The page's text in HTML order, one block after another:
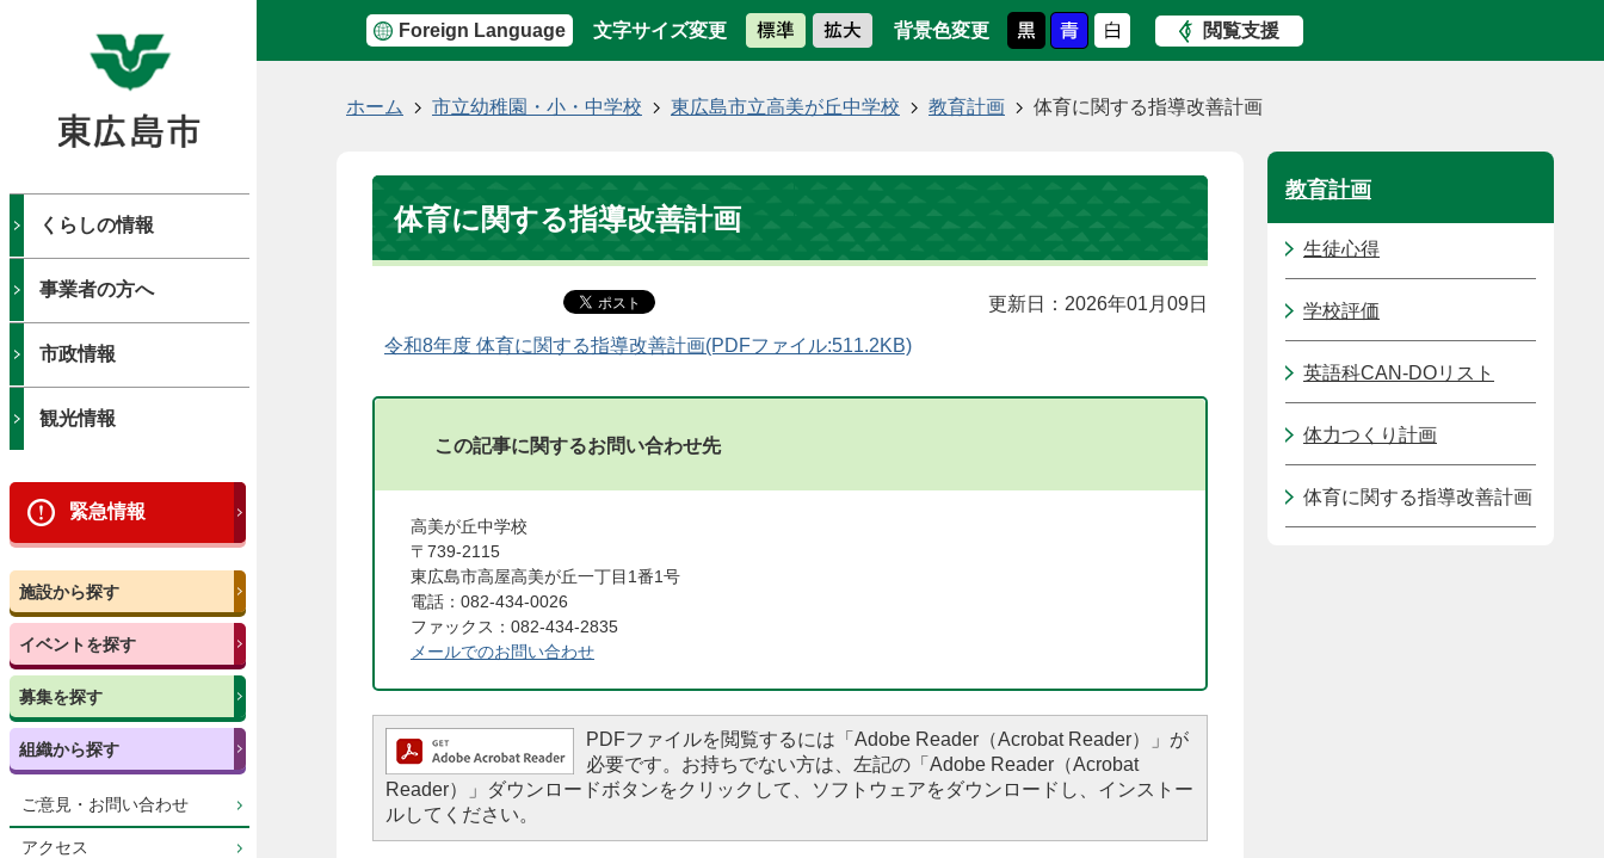
Foreign Language 文字サイズ変更 背景色変更 閲覧支援
くらしの情報
事業者の方へ
市政情報
観光情報
緊急情報
施設から探す
イベントを探す
募集を探す
組織から探す
ご意見・お問い合わせ
アクセス
ホーム 市立幼稚園・小・中学校 東広島市立高美が丘中学校 教育計画 体育に関する指導改善計画
体育に関する指導改善計画
更新日：2026年01月09日
令和8年度 体育に関する指導改善計画(PDFファイル:511.2KB)
この記事に関するお問い合わせ先
高美が丘中学校
〒739-2115
東広島市高屋高美が丘一丁目1番1号
電話：082-434-0026
ファックス：082-434-2835
メールでのお問い合わせ
PDFファイルを閲覧するには「Adobe Reader（Acrobat Reader）」が
必要です。お持ちでない方は、左記の「Adobe Reader（Acrobat
Reader）」ダウンロードボタンをクリックして、ソフトウェアをダウンロードし、インストー
ルしてください。
教育計画
生徒心得
学校評価
英語科CAN-DOリスト
体力つくり計画
体育に関する指導改善計画